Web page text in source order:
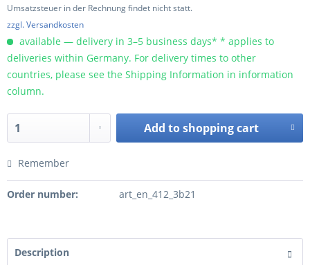
Umsatzsteuer in der Rechnung findet nicht statt.
zzgl. Versandkosten
available — delivery in 3–5 business days* * applies to
deliveries within Germany. For delivery times to other
countries, please see the Shipping Information in information
column.
Add toshopping cart
Remember
Order number: art_en_412_3b21
Description